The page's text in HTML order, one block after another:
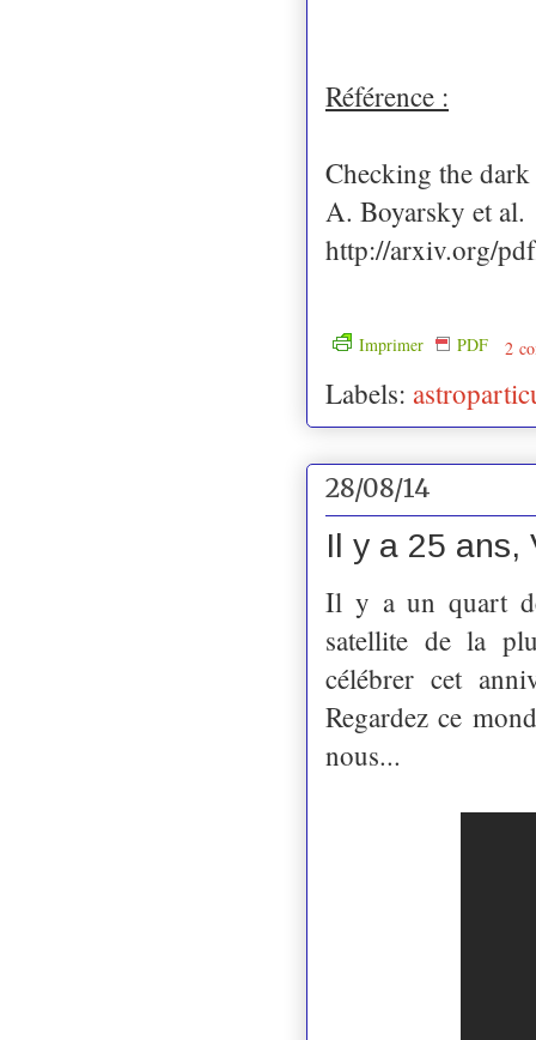
Référence :
Checking the
A. Boyarsky et al.
http://arxiv.org/
Imprimer PDF 2
Labels:
28/08/14
Il y a 25 ans,
Il y a un quart
satellite de la
célébrer cet
Regardez ce
nous...